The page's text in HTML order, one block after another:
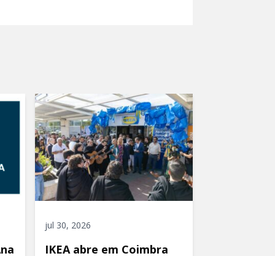
jul 30, 2026
IKEA abre em Coimbra